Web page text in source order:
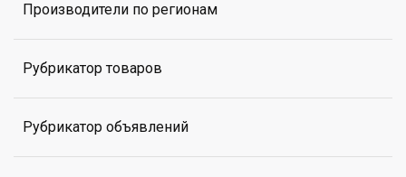
Производители по регионам
Рубрикатор товаров
Рубрикатор объявлений